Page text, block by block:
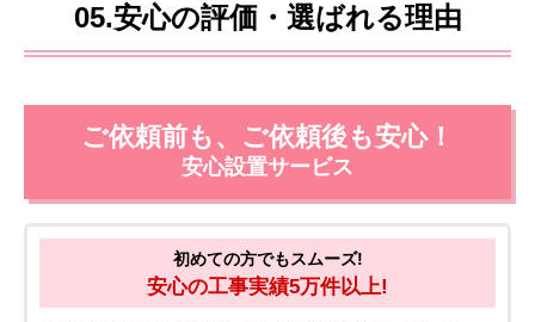
05.安心の評価・選ばれる理由
ご依頼前も、ご依頼後も安心！
安心設置サービス
初めての方でもスムーズ!
安心の工事実績5万件以上!